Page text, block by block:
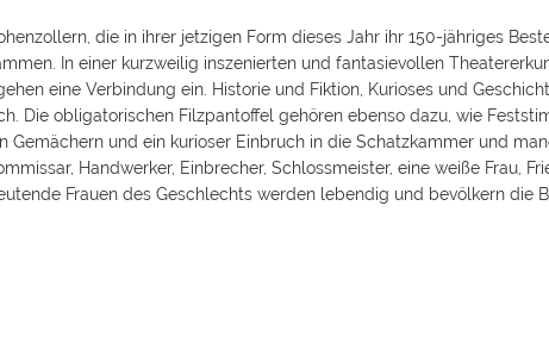
die in ihrer jetzigen Form dieses Jahr ihr 150-jähriges
In einer kurzweilig inszenierten und fantasievollen
eine Verbindung ein. Historie und Fiktion, Kurioses und
Die obligatorischen Filzpantoffel gehören ebenso dazu, wie
Gemächern und ein kurioser Einbruch in die Schatzkammer und
Handwerker, Einbrecher, Schlossmeister, eine weiße Frau,
Frauen des Geschlechts werden lebendig und bevölkern die